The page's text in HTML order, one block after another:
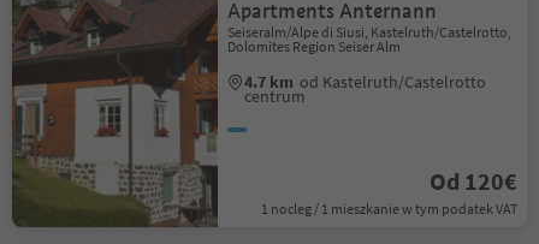
Apartments Anternann
Seiseralm/Alpe di Siusi, Kastelruth/Castelrotto,
Dolomites Region Seiser Alm
4.7 km od Kastelruth/Castelrotto
centrum
Od 120€
1 nocleg / 1 mieszkanie w tym podatek VAT